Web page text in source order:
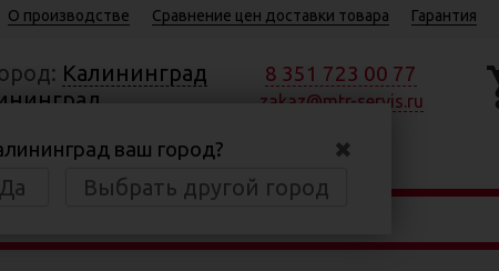
О производстве Сравнение цен доставки товара Гарантия
Калининград
✖
ваш город?
Да Выбрать другой город
8 351 723 00 77
zakaz@mtr-servis.ru